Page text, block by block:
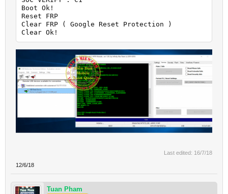
Boot Ok!
Reset FRP
Clear FRP ( Google Reset Protection )
Clear Ok!
Last edited: 16/7/18
12/6/18
Tuan Pham